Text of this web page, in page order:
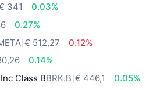
341
0.03%
0.27%
€ 512,27
0.12%
0.14%
Class BBRK.B € 446,1
0.05%